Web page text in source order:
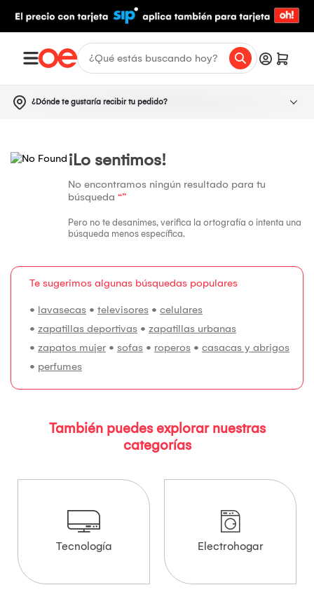
¿Dónde te gustaría recibir tu pedido?
¡Lo sentimos!
No encontramos ningún resultado para tu
búsqueda “”
Pero no te desanimes, verifica la ortografía o intenta una
búsqueda menos específica.
Te sugerimos algunas búsquedas populares
• lavasecas • televisores • celulares
• zapatillas deportivas • zapatillas urbanas
• zapatos mujer • sofas • roperos • casacas y abrigos
• perfumes
También puedes explorar nuestras
categorías
Tecnología Electrohogar